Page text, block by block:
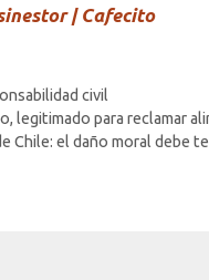
| Cafecito
civil
legitimado para reclamar
Chile: el daño moral debe